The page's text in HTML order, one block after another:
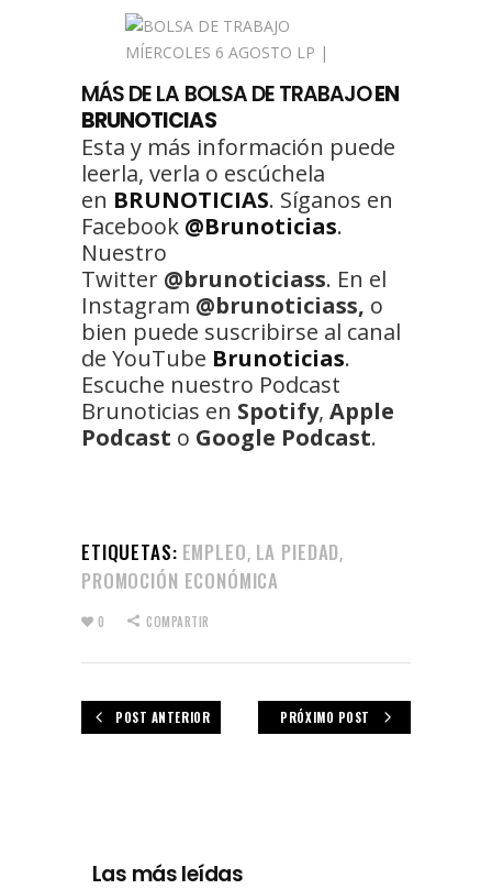
MÁS DE LA BOLSA DE TRABAJOEN
BRUNOTICIAS
Esta y más información puede
leerla, verla o escúchela
en BRUNOTICIAS. Síganos en
Facebook @Brunoticias.
Nuestro
Twitter @brunoticiass. En el
Instagram @brunoticiass, o
bien puede suscribirse al canal
de YouTube Brunoticias.
Escuche nuestro Podcast
Brunoticias en Spotify, Apple
Podcast o Google Podcast.
ETIQUETAS: EMPLEO, LA PIEDAD,
PROMOCIÓN ECONÓMICA
0 COMPARTIR
POST ANTERIOR PRÓXIMO POST
Las más leídas